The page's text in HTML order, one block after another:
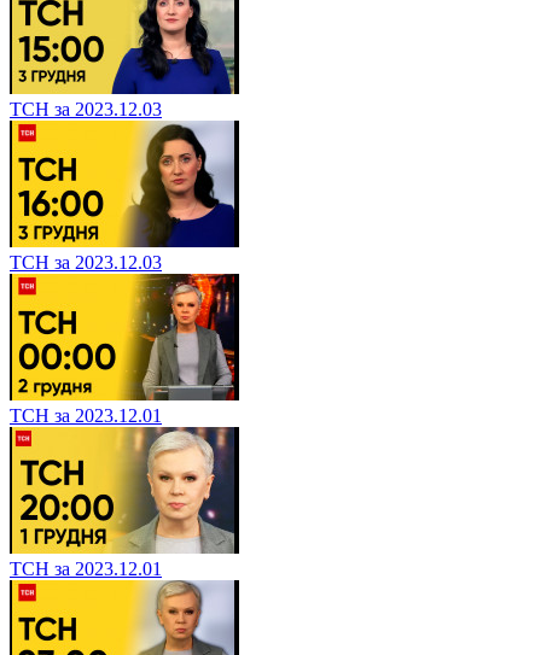
ТСН за 2023.12.03
ТСН за 2023.12.03
ТСН за 2023.12.01
ТСН за 2023.12.01